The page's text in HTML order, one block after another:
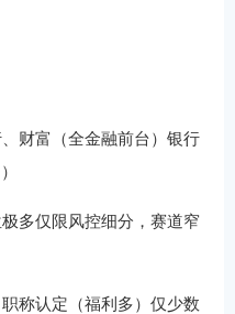
财富（全金融前台）银行
多仅限风控细分，赛道窄
称认定（福利多）仅少数